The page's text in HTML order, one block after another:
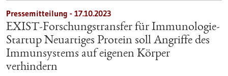
Pressemitteilung - 17.10.2023
EXIST-Forschungstransfer für Immunologie-
Startup Neuartiges Protein soll Angriffe des
Immunsystems auf eigenen Körper
verhindern